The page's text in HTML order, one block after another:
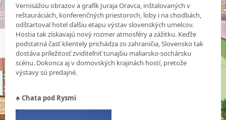
Vernisážou obrazov a grafík Juraja Oravca, inštalovaných v
reštauráciách, konferenčných priestoroch, loby i na chodbách,
odštartoval hotel ďalšiu etapu výstav slovenských umelcov.
Hostia tak získavajú nový rozmer atmosféry a zážitku. Keďže
podstatná časť klientely prichádza zo zahraničia, Slovensko tak
dostáva príležitosť zviditeľniť tunajšiu maliarsko-sochársku
scénu. Dokonca aj v domovských krajinách hostí, pretože
výstavy sú predajné.
♣ Chata pod Rysmi